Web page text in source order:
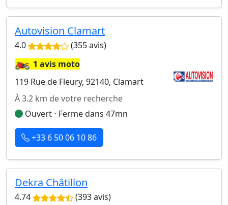
Autovision Clamart
4.0 (355 avis)
🏍️1 avis moto
119 Rue de Fleury, 92140, Clamart
À 3.2 km de votre recherche
Ouvert ⋅ Ferme dans 47mn
+33 6 50 06 10 86
Dekra Châtillon
4.74 (393 avis)